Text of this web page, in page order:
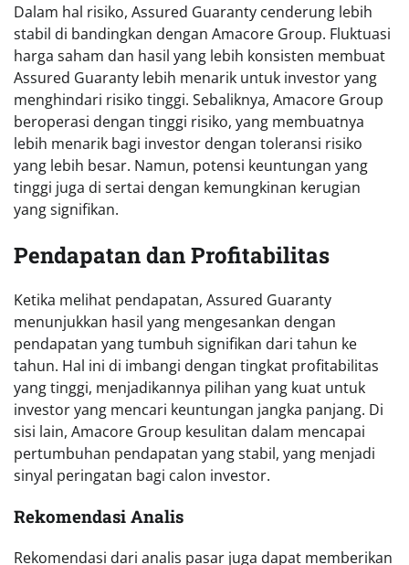
Dalam hal risiko, Assured Guaranty cenderung lebih
stabil di bandingkan dengan Amacore Group. Fluktuasi
harga saham dan hasil yang lebih konsisten membuat
Assured Guaranty lebih menarik untuk investor yang
menghindari risiko tinggi. Sebaliknya, Amacore Group
beroperasi dengan tinggi risiko, yang membuatnya
lebih menarik bagi investor dengan toleransi risiko
yang lebih besar. Namun, potensi keuntungan yang
tinggi juga di sertai dengan kemungkinan kerugian
yang signifikan.
Pendapatan dan Profitabilitas
Ketika melihat pendapatan, Assured Guaranty
menunjukkan hasil yang mengesankan dengan
pendapatan yang tumbuh signifikan dari tahun ke
tahun. Hal ini di imbangi dengan tingkat profitabilitas
yang tinggi, menjadikannya pilihan yang kuat untuk
investor yang mencari keuntungan jangka panjang. Di
sisi lain, Amacore Group kesulitan dalam mencapai
pertumbuhan pendapatan yang stabil, yang menjadi
sinyal peringatan bagi calon investor.
Rekomendasi Analis
Rekomendasi dari analis pasar juga dapat memberikan